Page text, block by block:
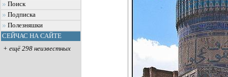
Поиск
Подписка
Полезняшки
СЕЙЧАС НА САЙТЕ
+ ещё 298 неизвестных